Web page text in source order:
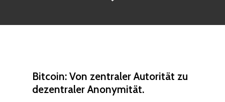
Bitcoin: Von zentraler Autorität zu
dezentraler Anonymität.